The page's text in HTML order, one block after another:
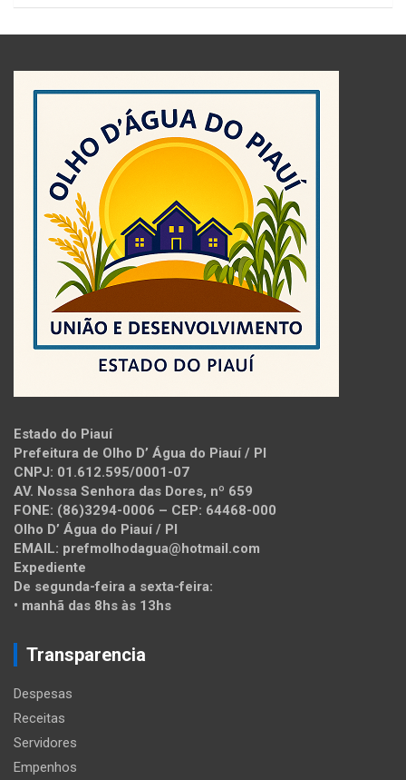
Estado do Piauí
Prefeitura de Olho D’ Água do Piauí / PI
CNPJ: 01.612.595/0001-07
AV. Nossa Senhora das Dores, nº 659
FONE: (86)3294-0006 – CEP: 64468-000
Olho D’ Água do Piauí / PI
EMAIL: prefmolhodagua@hotmail.com
Expediente
De segunda-feira a sexta-feira:
• manhã das 8hs às 13hs
Transparencia
Despesas
Receitas
Servidores
Empenhos